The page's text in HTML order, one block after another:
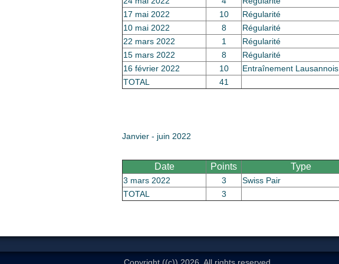
17 mai 2022
10
Régularité
10 mai 2022
8
Régularité
22 mars 2022
1
Régularité
15 mars 2022
8
Régularité
16 février 2022
10
Entraînement Lausannois
TOTAL
41
Janvier - juin 2022
Date Points Type
3 mars 2022 3
Swiss Pair
TOTAL
3